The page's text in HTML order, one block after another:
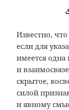
Известно,
если для
имеется
и
скрытое,
силой
и явному